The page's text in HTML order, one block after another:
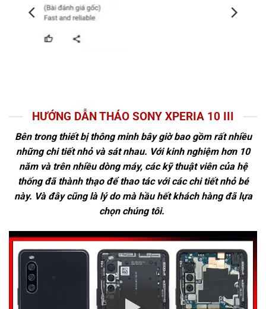
HƯỚNG DẪN THÁO SONY XPERIA 10 III
Bên trong thiết bị thông minh bây giờ bao gồm rất nhiều
những chi tiết nhỏ và sát nhau. Với kinh nghiệm hơn 10
năm và trên nhiều dòng máy, các kỹ thuật viên của hệ
thống đã thành thạo để thao tác với các chi tiết nhỏ bé
này. Và đây cũng là lý do mà hầu hết khách hàng đã lựa
chọn chúng tôi.